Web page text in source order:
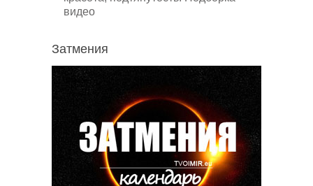
видео
Затмения